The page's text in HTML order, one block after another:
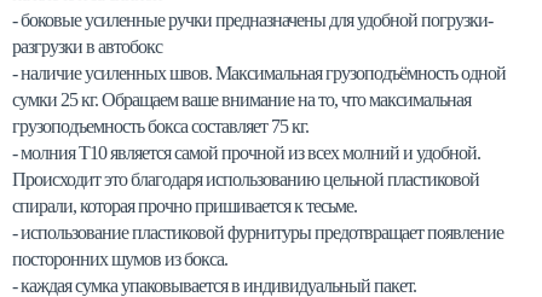
- боковые усиленные ручки предназначены для удобной погрузки-
разгрузки в автобокс
- наличие усиленных швов. Максимальная грузоподъёмность одной
сумки 25 кг. Обращаем ваше внимание на то, что максимальная
грузоподъемность бокса составляет 75 кг.
- молния Т10 является самой прочной из всех молний и удобной.
Происходит это благодаря использованию цельной пластиковой
спирали, которая прочно пришивается к тесьме.
- использование пластиковой фурнитуры предотвращает появление
посторонних шумов из бокса.
- каждая сумка упаковывается в индивидуальный пакет.